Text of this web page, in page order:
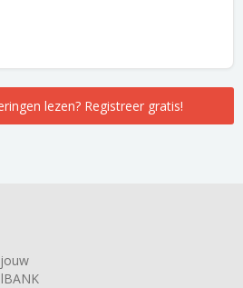
lezen? Registreer gratis!